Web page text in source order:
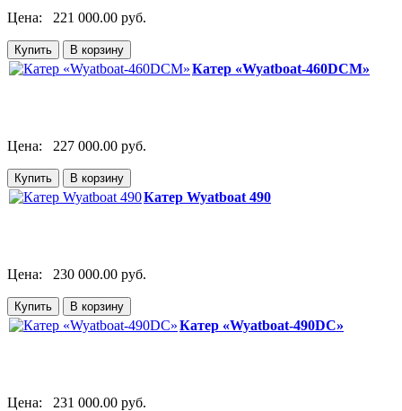
Цена: 221 000.00 руб.
Катер «Wyatboat-460DCM»
Цена: 227 000.00 руб.
Катер Wyatboat 490
Цена: 230 000.00 руб.
Катер «Wyatboat-490DC»
Цена: 231 000.00 руб.